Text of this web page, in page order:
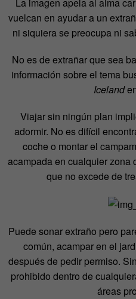
vuelcan en ayudar a un
ni siquiera se preocupa ni
No es de extrañar que sea
información sobre el tema
Iceland
Viajar sin ningún plan
adormir. No es difícil
coche o montar el
acampada en cualquier zona
que no excede de
Puede sonar extraño pero
común, acampar en el
después de pedir permiso.
prohibido dentro de
áreas